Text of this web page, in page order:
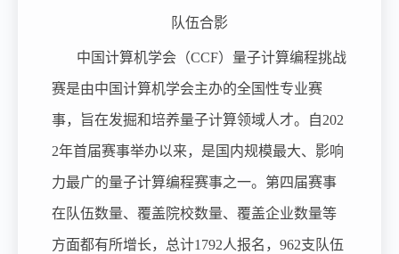
队伍合影
中国计算机学会（CCF）量子计算编程挑战
赛是由中国计算机学会主办的全国性专业赛
事，旨在发掘和培养量子计算领域人才。自202
2年首届赛事举办以来，是国内规模最大、影响
力最广的量子计算编程赛事之一。第四届赛事
在队伍数量、覆盖院校数量、覆盖企业数量等
方面都有所增长，总计1792人报名，962支队伍